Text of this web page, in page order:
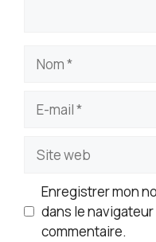
Nom
mail
Site
web
Enregistrer mon
dans le
commentaire.